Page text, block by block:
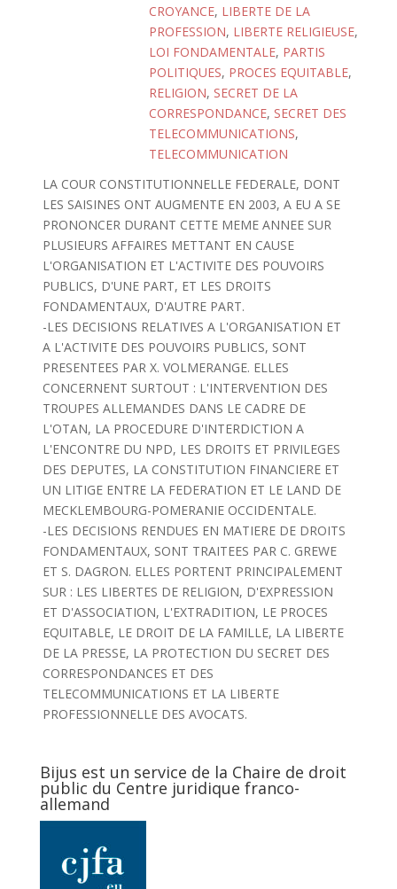
CROYANCE, LIBERTE DE LA
PROFESSION, LIBERTE RELIGIEUSE,
LOI FONDAMENTALE, PARTIS
POLITIQUES, PROCES EQUITABLE,
RELIGION, SECRET DE LA
CORRESPONDANCE, SECRET DES
TELECOMMUNICATIONS,
TELECOMMUNICATION
LA COUR CONSTITUTIONNELLE FEDERALE, DONT
LES SAISINES ONT AUGMENTE EN 2003, A EU A SE
PRONONCER DURANT CETTE MEME ANNEE SUR
PLUSIEURS AFFAIRES METTANT EN CAUSE
L'ORGANISATION ET L'ACTIVITE DES POUVOIRS
PUBLICS, D'UNE PART, ET LES DROITS
FONDAMENTAUX, D'AUTRE PART.
-LES DECISIONS RELATIVES A L'ORGANISATION ET
A L'ACTIVITE DES POUVOIRS PUBLICS, SONT
PRESENTEES PAR X. VOLMERANGE. ELLES
CONCERNENT SURTOUT : L'INTERVENTION DES
TROUPES ALLEMANDES DANS LE CADRE DE
L'OTAN, LA PROCEDURE D'INTERDICTION A
L'ENCONTRE DU NPD, LES DROITS ET PRIVILEGES
DES DEPUTES, LA CONSTITUTION FINANCIERE ET
UN LITIGE ENTRE LA FEDERATION ET LE LAND DE
MECKLEMBOURG-POMERANIE OCCIDENTALE.
-LES DECISIONS RENDUES EN MATIERE DE DROITS
FONDAMENTAUX, SONT TRAITEES PAR C. GREWE
ET S. DAGRON. ELLES PORTENT PRINCIPALEMENT
SUR : LES LIBERTES DE RELIGION, D'EXPRESSION
ET D'ASSOCIATION, L'EXTRADITION, LE PROCES
EQUITABLE, LE DROIT DE LA FAMILLE, LA LIBERTE
DE LA PRESSE, LA PROTECTION DU SECRET DES
CORRESPONDANCES ET DES
TELECOMMUNICATIONS ET LA LIBERTE
PROFESSIONNELLE DES AVOCATS.
Bijus est un service de la Chaire de droit
public du Centre juridique franco-
allemand